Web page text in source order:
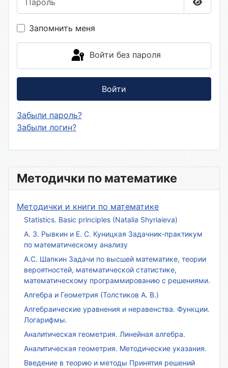
Методички по математике
Методички и книги по математике
Statistics. Basic principles (Natalia Shyriaieva)
А. З. Рывкин и Е. С. Куницкая Задачник-практикум
по математическому анализу
А.С. Шапкин Задачи по высшей математике, теории
вероятностей, математической статистике,
математическому программированию с решениями.
Алгебра и Геометрия (Толстиков А. В.)
Алгебраические уравнения и неравенства. Функции.
Логарифмы.
Аналитическая геометрия. Линейная алгебра.
Аналитическая геометрия. Методические указания.
Введение в теорию и методы Принятия решений
Запомнить меня
Войти без пароля
Войти
Забыли пароль?
Забыли логин?